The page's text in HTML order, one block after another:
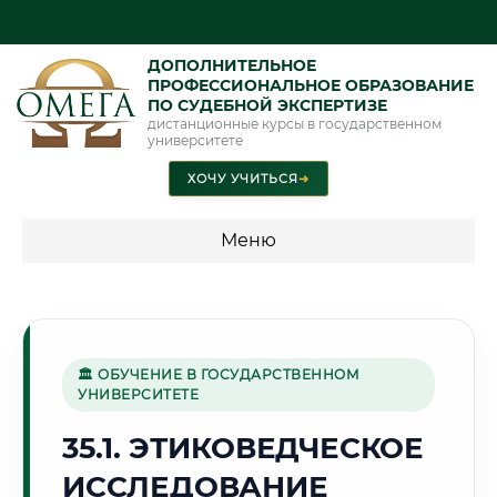
ДОПОЛНИТЕЛЬНОЕ
ПРОФЕССИОНАЛЬНОЕ ОБРАЗОВАНИЕ
ПО СУДЕБНОЙ ЭКСПЕРТИЗЕ
дистанционные курсы в государственном
университете
ХОЧУ УЧИТЬСЯ➜
Меню
специальности"
Стоимость по программам обучения "Судебная экспертиза"
Стоимость по программам обучения "Экспертиза"
🏛 ОБУЧЕНИЕ В ГОСУДАРСТВЕННОМ
УНИВЕРСИТЕТЕ
35.1. ЭТИКОВЕДЧЕСКОЕ
ИССЛЕДОВАНИЕ